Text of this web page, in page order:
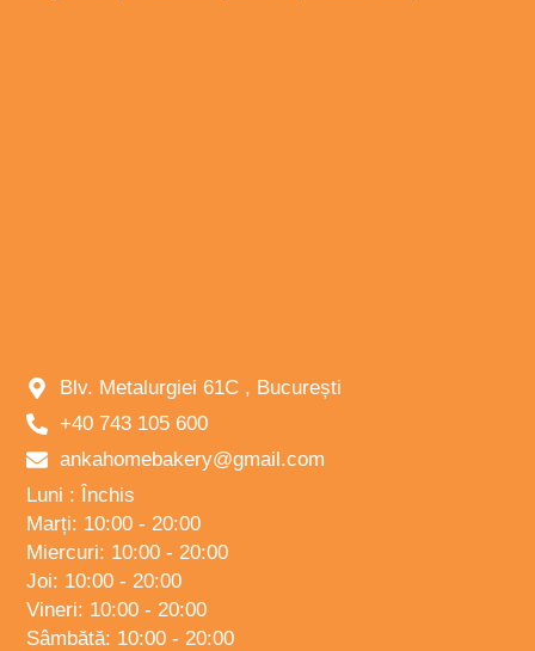
Blv. Metalurgiei 61C , București
+40 743 105 600
ankahomebakery@gmail.com
Luni : Închis
Marți: 10:00 - 20:00
Miercuri: 10:00 - 20:00
Joi: 10:00 - 20:00
Vineri: 10:00 - 20:00
Sâmbătă: 10:00 - 20:00